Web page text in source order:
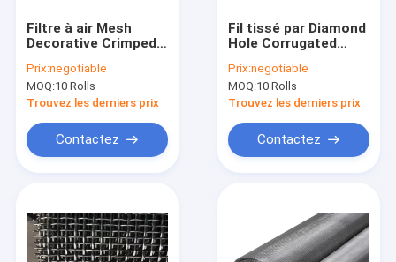
Filtre à air Mesh
Decorative Crimped
inoxydable 316
Prix:negotiable
MOQ:10 Rolls
Trouvez les derniers prix
Contactez
Fil tissé par Diamond
Hole Corrugated
Decorative Steel
Plate
Prix:negotiable
MOQ:10 Rolls
Trouvez les derniers prix
Contactez